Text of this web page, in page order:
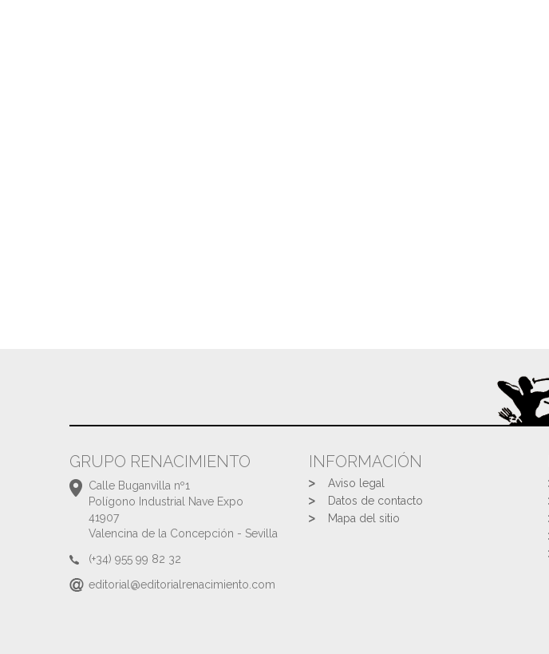
GRUPO RENACIMIENTO
Calle Buganvilla nº1
Polígono Industrial Nave Expo
41907
Valencina de la Concepción - Sevilla
(+34) 955 99 82 32
editorial@editorialrenacimiento.com
INFORMACIÓN
Aviso legal
Datos de contacto
Mapa del sitio